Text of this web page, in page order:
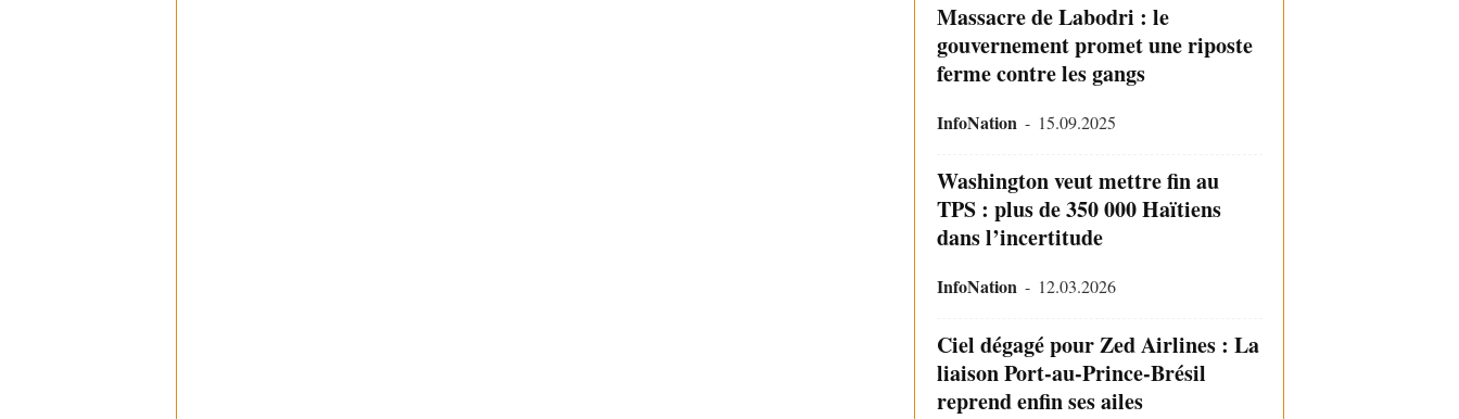
Massacre de Labodri : le
gouvernement promet une riposte
ferme contre les gangs
InfoNation - 15.09.2025
Washington veut mettre fin au
TPS : plus de 350 000 Haïtiens
dans l’incertitude
InfoNation - 12.03.2026
Ciel dégagé pour Zed Airlines : La
liaison Port-au-Prince-Brésil
reprend enfin ses ailes